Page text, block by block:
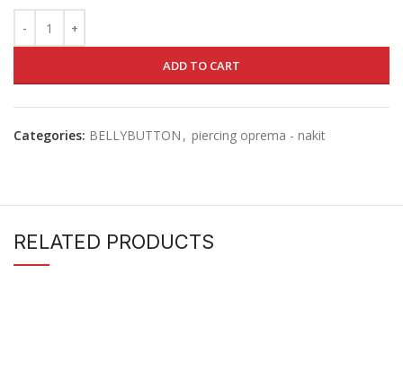
ADD TO CART
Categories: BELLYBUTTON , piercing oprema - nakit
RELATED PRODUCTS